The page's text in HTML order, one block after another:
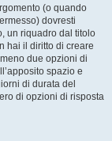
(o quando
dovresti
un riquadro dal titolo
hai il diritto di creare
due opzioni di
spazio e
di durata del
di opzioni di risposta